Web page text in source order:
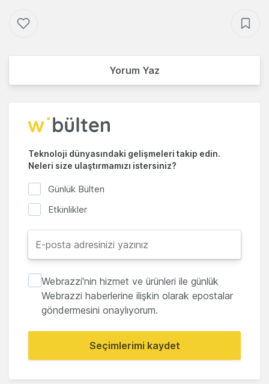
Yorum Yaz
Teknoloji dünyasındaki gelişmeleri takip edin.
Neleri size ulaştırmamızı istersiniz?
Günlük Bülten
Etkinlikler
Webrazzi'nin hizmet ve ürünleri ile günlük
Webrazzi haberlerine ilişkin olarak epostalar
göndermesini onaylıyorum.
Seçimlerimi kaydet